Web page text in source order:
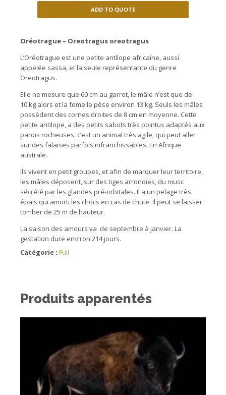
ADD TO QUOTE
Oréotrague – Oreotragus oreotragus
L’Oréotrague est une petite antilope africaine, aussi
appelée sassa, et la seule représentante du genre
Oreotragus.
Elle ne mesure que 60 cm au garrot, le mâle n’est que de
10 kg alors et la femelle pèse environ 13 kg. Seuls les mâles
possèdent des cornes droites de 8 cm en moyenne. Cette
petite antilope, a des petits sabots très pointus adaptés aux
parois rocheuses, c’est un animal très agile, qui peut aller
sur des falaises parfois infranchissables. En Afrique
australe.
Ils vivent en petit groupes, et afin de marquer leur territoire,
les mâles déposent, sur des tiges arrondies, du musc
sécrété par les glandes pré-orbitales. Il a un pelage très
épais qui amorti les chocs en cas de chute. Il peut se laisser
tomber de 25 m de hauteur.
La saison des amours va de septembre à janvier. La
gestation dure environ 214 jours.
Catégorie : Full
Produits apparentés